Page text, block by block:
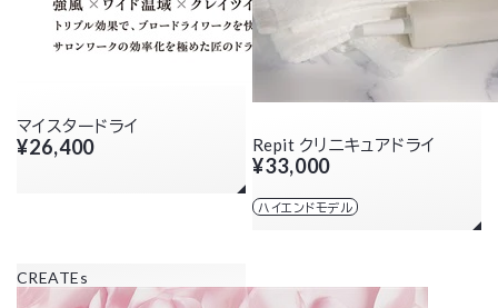
マイスタードライ
¥26,400 Repit クリニキュアドライ
¥33,000
ハイエンドモデル
CREATEs